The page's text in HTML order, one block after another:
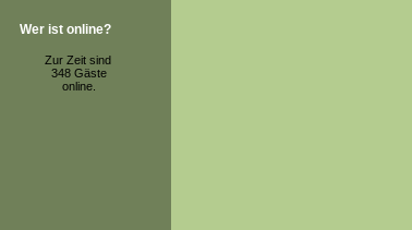
Wer ist online?
Zur Zeit sind
348 Gäste
online.